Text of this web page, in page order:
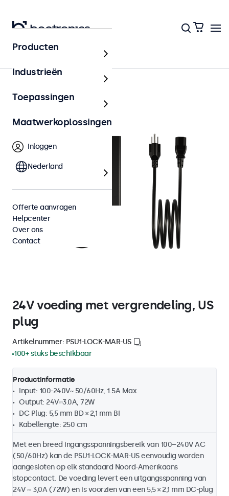
24V voeding met vergrendeling, US
plug
Artikelnummer: PSU1-LOCK-MAR-US
100+ stuks beschikbaar
Productinformatie
Input: 100-240V~ 50/60Hz, 1.5A Max
Output: 24V⎓3.0A, 72W
DC Plug: 5,5 mm BD × 2,1 mm BI
Kabellengte: 250 cm
Met een breed ingangsspanningsbereik van 100–240V AC
(50/60Hz) kan de PSU1-LOCK-MAR-US eenvoudig worden
aangesloten op elk standaard Noord-Amerikaans
stopcontact. De voeding levert een uitgangsspanning van
24V ⎓ 3,0A (72W) en is voorzien van een 5,5 × 2,1 mm DC-plug
Producten
Industrieën
Toepassingen
Maatwerkoplossingen
Inloggen
Nederland
Offerte aanvragen
Helpcenter
Over ons
Contact